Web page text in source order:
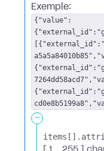
Exemple:
{"value":
-
items[].​